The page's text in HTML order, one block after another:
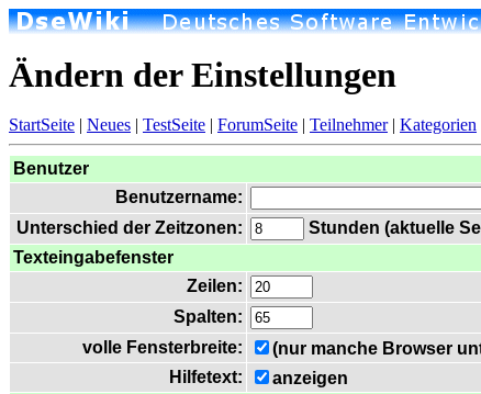
Ändern der Einstellungen
StartSeite | Neues | TestSeite | ForumSeite | Teilnehmer| Kategorien
Benutzer
Benutzername:
Unterschied der Zeitzonen:
Stunden (aktuelle
Texteingabefenster
Zeilen:
Spalten:
volle Fensterbreite:
(nur manche Browser
Hilfetext:
anzeigen